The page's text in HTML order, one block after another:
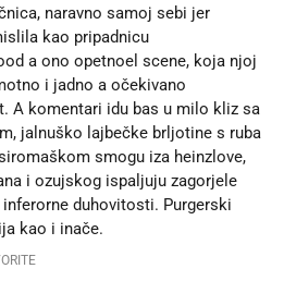
naravno samoj sebi jer
kao pripadnicu
a ono opetnoel scene, koja njoj
i jadno a očekivano
A komentari idu bas u milo kliz sa
jalnuško lajbečke brljotine s ruba
smogu iza heinzlove,
i ozujskog ispaljuju zagorjele
duhovitosti. Purgerski
kao i inače.